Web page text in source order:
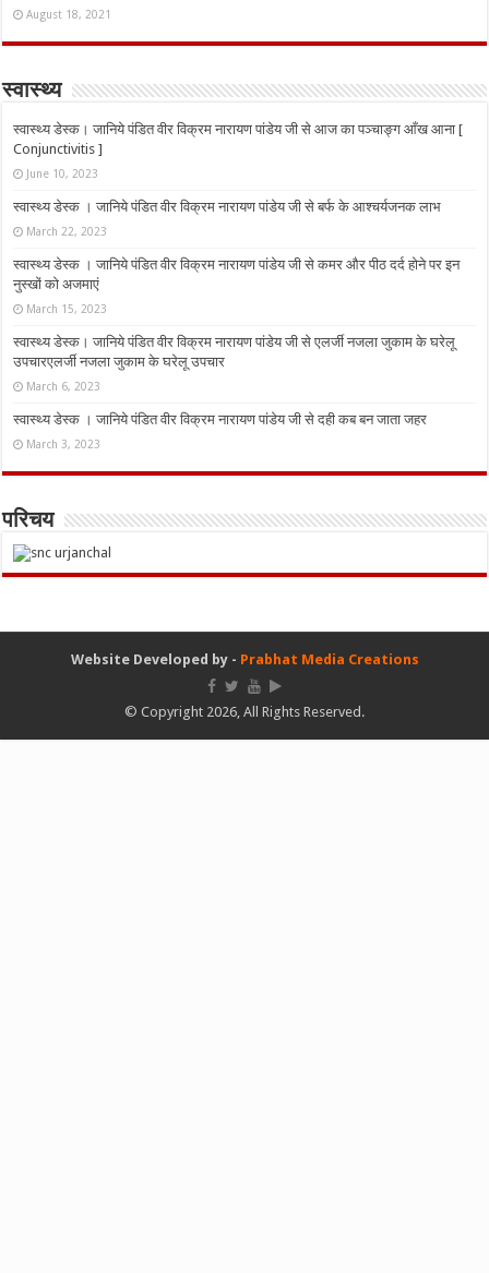
August 18, 2021
स्वास्थ्य
स्वास्थ्य डेस्क। जानिये पंडित वीर विक्रम नारायण पांडेय जी से आज का पञ्चाङ्ग आँख आना [
Conjunctivitis ]
June 10, 2023
स्वास्थ्य डेस्क । जानिये पंडित वीर विक्रम नारायण पांडेय जी से बर्फ के आश्चर्यजनक लाभ
March 22, 2023
स्वास्थ्य डेस्क । जानिये पंडित वीर विक्रम नारायण पांडेय जी से कमर और पीठ दर्द होने पर इन
नुस्‍खों को अजमाएं
March 15, 2023
स्वास्थ्य डेस्क। जानिये पंडित वीर विक्रम नारायण पांडेय जी से एलर्जी नजला जुकाम के घरेलू
उपचारएलर्जी नजला जुकाम के घरेलू उपचार
March 6, 2023
स्वास्थ्य डेस्क । जानिये पंडित वीर विक्रम नारायण पांडेय जी से दही कब बन जाता जहर
March 3, 2023
परिचय
Website Developed by - Prabhat Media Creations
© Copyright 2026, All Rights Reserved.